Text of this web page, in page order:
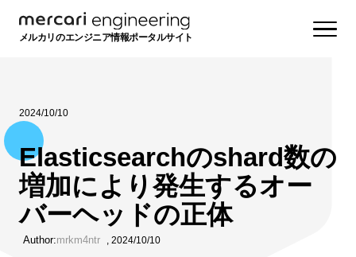
メルカリのエンジニア情報ポータルサイト
2024/10/10
Elasticsearchのshard数の
増加により発生するオー
バーヘッドの正体
Author:mrkm4ntr , 2024/10/10